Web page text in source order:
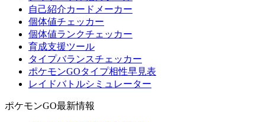
自己紹介カードメーカー
個体値チェッカー
個体値ランクチェッカー
育成支援ツール
タイプバランスチェッカー
ポケモンGOタイプ相性早見表
レイドバトルシミュレーター
ポケモンGO最新情報